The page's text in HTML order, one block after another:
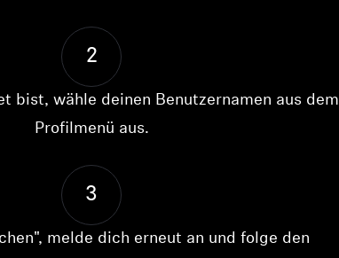
2
bist, wähle deinen Benutzernamen aus dem
Profilmenü aus.
3
melde dich erneut an und folge den